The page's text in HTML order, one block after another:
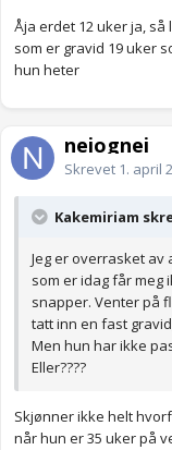
Åja erdet 12 uker ja, så
som er gravid 19 uker
hun heter
neiognei
Skrevet 1. april
Kakemiriam
Jeg er overrasket av
som er idag får meg
snapper. Venter på
tatt inn en fast
Men hun har ikke
Eller????
Skjønner ikke helt
når hun er 35 uker på